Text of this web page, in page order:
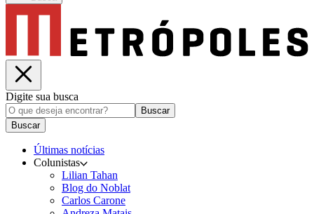
Digite sua busca
Buscar
Buscar
Últimas notícias
Colunistas
Lilian Tahan
Blog do Noblat
Carlos Carone